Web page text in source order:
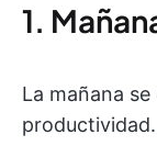
1.
La mañana